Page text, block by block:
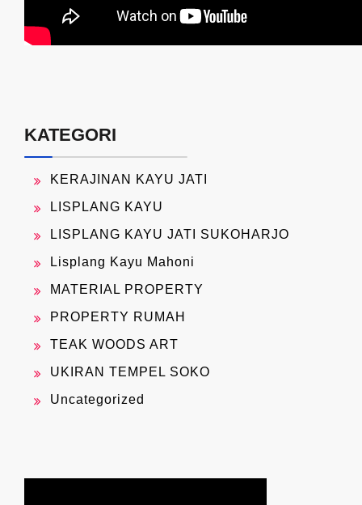
KATEGORI
KERAJINAN KAYU JATI
LISPLANG KAYU
LISPLANG KAYU JATI SUKOHARJO
Lisplang Kayu Mahoni
MATERIAL PROPERTY
PROPERTY RUMAH
TEAK WOODS ART
UKIRAN TEMPEL SOKO
Uncategorized